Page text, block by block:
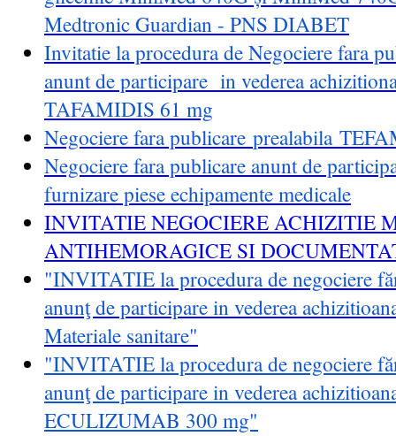
Medtronic Guardian - PNS DIABET
Invitatie la procedura de Negociere fara
anunt de participare in vederea
TAFAMIDIS 61 mg
Negociere fara publicare prealabila
Negociere fara publicare anunt de
furnizare piese echipamente medicale
INVITATIE NEGOCIERE ACHIZITIE
ANTIHEMORAGICE SI
"INVITATIE la procedura de negociere
anunţ de participare in vederea
Materiale sanitare"
"INVITATIE la procedura de negociere
anunţ de participare in vederea
ECULIZUMAB 300 mg"